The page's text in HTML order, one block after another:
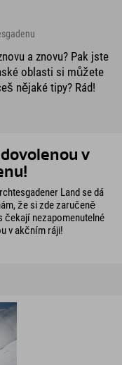
a znovu? Pak jste
oblasti si můžete
nějaké tipy? Rád!
v
Land se dá
že si zde zaručeně
čekají nezapomenutelné
v akčním ráji!